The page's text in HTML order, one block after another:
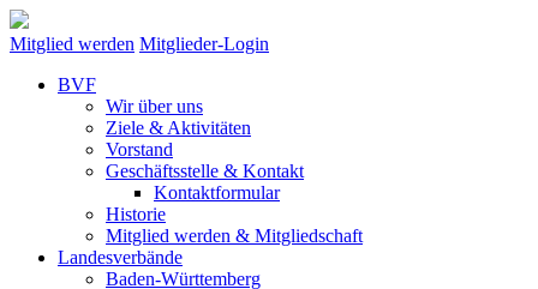
Mitglied werden Mitglieder-Login
BVF
Wir über uns
Ziele & Aktivitäten
Vorstand
Geschäftsstelle & Kontakt
Kontaktformular
Historie
Mitglied werden & Mitgliedschaft
Landesverbände
Baden-Württemberg